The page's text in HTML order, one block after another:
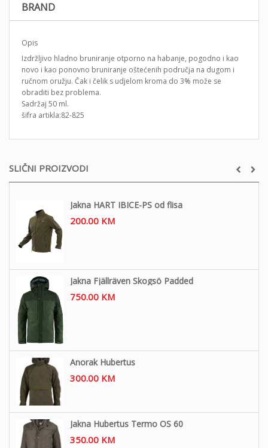
SLIČNI PROIZVODI
Jakna HART IBICE-PS od flisa
200.00 KM
Jakna Fjällräven Skogsö Padded
750.00 KM
Anorak Hubertus
300.00 KM
Jakna Hubertus Termo OS 60
350.00 KM
BRAND
Opis
Izdržljivo hladno bruniranje otporno na habanje, pogodno i kao
novo i kao ponovno bruniranje oštećenih područja na dugom i
ručnom oružju. Čak i čelik s udjelom kroma do 3% može se
obraditi bez problema.
Sadržaj 50 ml.
šifra artikla:82-825